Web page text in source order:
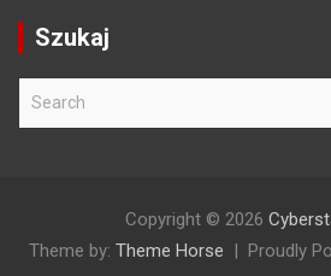
Szukaj
Copyright © 2026
Theme by: Theme Horse Proudly